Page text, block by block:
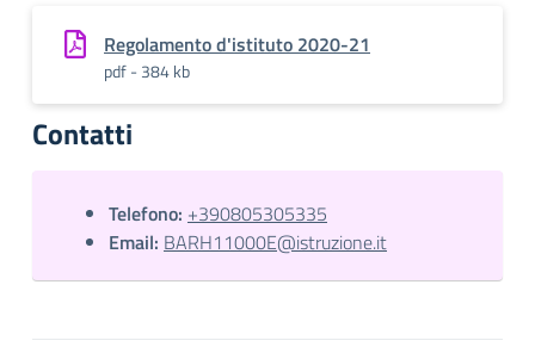
Regolamento d'istituto 2020-21
pdf - 384 kb
Contatti
Telefono: +390805305335
Email: BARH11000E@istruzione.it